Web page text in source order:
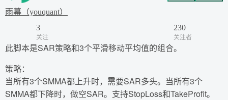
雨幕（youquant）
3
关注
230
关注者
此脚本是SAR策略和3个平滑移动平均值的组合。
策略：
当所有3个SMMA都上升时，需要SAR多头。当所有3个
SMMA都下降时，做空SAR。支持StopLoss和TakeProfit。